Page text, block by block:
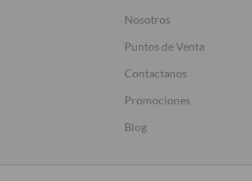
Nosotros
Puntos de Venta
Contactanos
Promociones
Blog